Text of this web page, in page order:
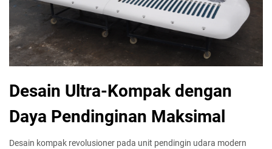
Desain Ultra-Kompak dengan
Daya Pendinginan Maksimal
Desain kompak revolusioner pada unit pendingin udara modern